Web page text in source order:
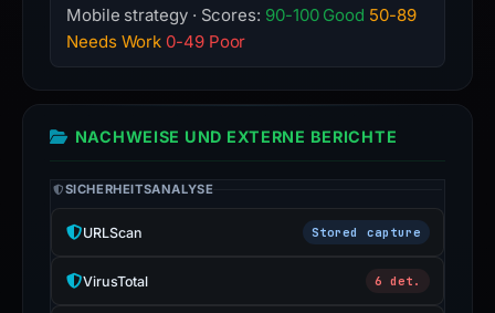
Mobile strategy · Scores: 90-100 Good 50-89
Needs Work 0-49 Poor
NACHWEISE UND EXTERNE BERICHTE
SICHERHEITSANALYSE
URLScan Stored capture
VirusTotal 6 det.